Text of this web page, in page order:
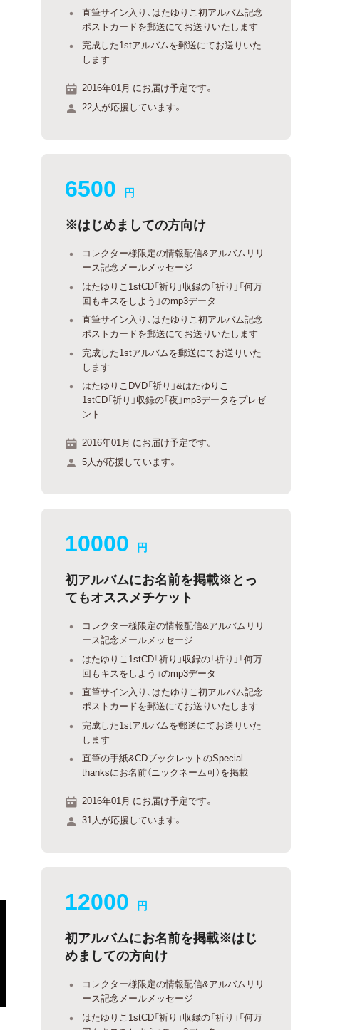
直筆サイン入り、はたゆりこ初アルバム記念
ポストカードを郵送にてお送りいたします
完成した1stアルバムを郵送にてお送りいた
します
2016年01月 にお届け予定です。
22人が応援しています。
6500 円
※はじめましての方向け
コレクター様限定の情報配信&アルバムリリ
ース記念メールメッセージ
はたゆりこ1stCD「祈り」収録の「祈り」「何万
回もキスをしよう」のmp3データ
直筆サイン入り、はたゆりこ初アルバム記念
ポストカードを郵送にてお送りいたします
完成した1stアルバムを郵送にてお送りいた
します
はたゆりこDVD「祈り」&はたゆりこ
1stCD「祈り」収録の「夜」mp3データをプレゼ
ント
2016年01月 にお届け予定です。
5人が応援しています。
10000 円
初アルバムにお名前を掲載※とっ
てもオススメチケット
コレクター様限定の情報配信&アルバムリリ
ース記念メールメッセージ
はたゆりこ1stCD「祈り」収録の「祈り」「何万
回もキスをしよう」のmp3データ
直筆サイン入り、はたゆりこ初アルバム記念
ポストカードを郵送にてお送りいたします
完成した1stアルバムを郵送にてお送りいた
します
直筆の手紙&CDブックレットのSpecial
thanksにお名前（ニックネーム可）を掲載
2016年01月 にお届け予定です。
31人が応援しています。
12000 円
初アルバムにお名前を掲載※はじ
めましての方向け
コレクター様限定の情報配信&アルバムリリ
ース記念メールメッセージ
はたゆりこ1stCD「祈り」収録の「祈り」「何万